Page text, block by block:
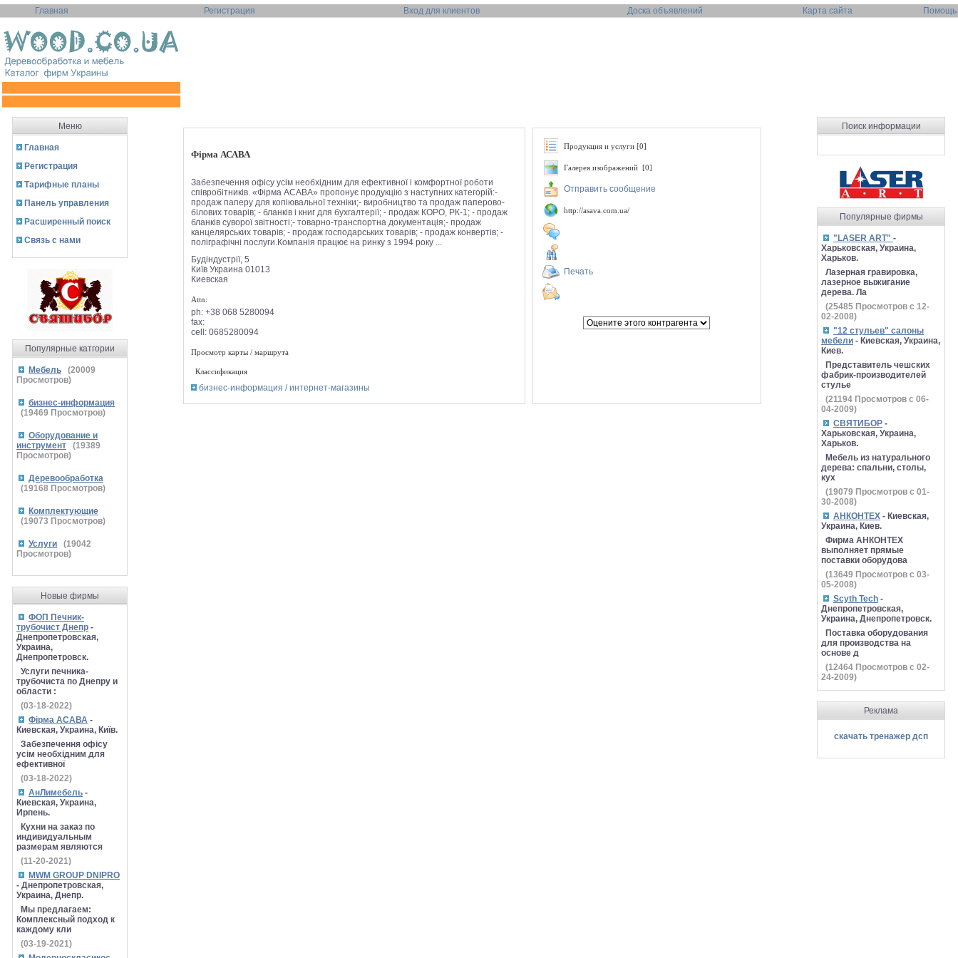
Главная Регистрация Вход для клиентов Доска объявлений Карта сайта Помощь
Меню
Главная
Регистрация
Тарифные планы
Панель управления
Расширенный поиск
Связь с нами
Популярные катгории
Мебель (20009
Просмотров)
бизнес-информация
(19469 Просмотров)
Оборудование и
инструмент
(19389
Просмотров)
Деревообработка
(19168 Просмотров)
Комплектующие
(19073 Просмотров)
Услуги (19042
Просмотров)
Новые фирмы
ФОП Печник-
трубочист Днепр -
Днепропетровская,
Украина,
Днепропетровск.
Услуги печника-
трубочиста по Днепру и
области :
(03-18-2022)
Фірма АСАВА -
Киевская, Украина, Київ.
Забезпечення офісу
усім необхідним для
ефективної
(03-18-2022)
АнЛимебель -
Киевская, Украина,
Ирпень.
Кухни на заказ по
индивидуальным
размерам являются
(11-20-2021)
MWM GROUP DNIPRO
- Днепропетровская,
Украина, Днепр.
Мы предлагаем:
Комплексный подход к
каждому кли
(03-19-2021)
Фірма АСАВА
Забезпечення офісу усім необхідним для ефективної і комфортної роботи
співробітників. «Фірма АСАВА» пропонує продукцію з наступних категорій:-
продаж паперу для копіювальної техніки;- виробництво та продаж паперово-
білових товарів; - бланків і книг для бухгалтерії; - продаж КОРО, РК-1; - продаж
бланків суворої звітності;- товарно-транспортна документація;- продаж
канцелярських товарів; - продаж господарських товарів; - продаж конвертів; -
поліграфічні послуги.Компанія працює на ринку з 1994 року ...
Будіндустрії, 5
Київ Украина 01013
Киевская
Attn:
ph: +38 068 5280094
fax:
cell: 0685280094
Просмотр карты / маршрута
Классификация
бизнес-информация / интернет-магазины
Продукция и услуги [0]
Галерея изображений [0]
Отправить сообщение
http://asava.com.ua/
Печать
Поиск информации
Популярные фирмы
"LASER ART" -
Харьковская, Украина,
Харьков.
Лазерная гравировка,
лазерное выжигание
дерева. Ла
(25485 Просмотров с 12-
02-2008)
"12 стульев" салоны
мебели - Киевская, Украина,
Киев.
Представитель чешских
фабрик-производителей
стулье
(21194 Просмотров с 06-
04-2009)
СВЯТИБОР -
Харьковская, Украина,
Харьков.
Мебель из натурального
дерева: спальни, столы,
кух
(19079 Просмотров с 01-
30-2008)
АНКОНТЕХ - Киевская,
Украина, Киев.
Фирма АНКОНТЕХ
выполняет прямые
поставки оборудова
(13649 Просмотров с 03-
05-2008)
Scyth Tech -
Днепропетровская,
Украина, Днепропетровск.
Поставка оборудования
для производства на
основе д
(12464 Просмотров с 02-
24-2009)
Реклама
скачать тренажер дсп